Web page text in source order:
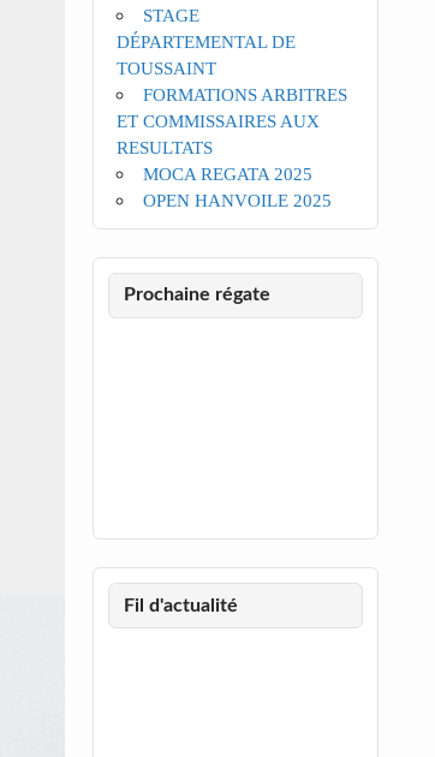
STAGE
DÉPARTEMENTAL DE
TOUSSAINT
FORMATIONS ARBITRES
ET COMMISSAIRES AUX
RESULTATS
MOCA REGATA 2025
OPEN HANVOILE 2025
Prochaine régate
Fil d'actualité